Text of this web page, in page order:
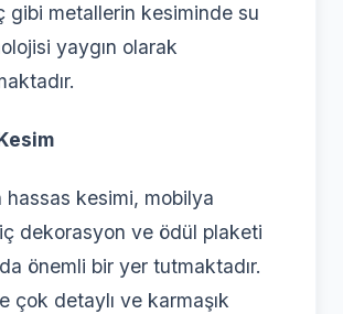
gibi metallerin kesiminde su
yaygın olarak
hassas kesimi, mobilya
iç dekorasyon ve ödül plaketi
önemli bir yer tutmaktadır.
çok detaylı ve karmaşık